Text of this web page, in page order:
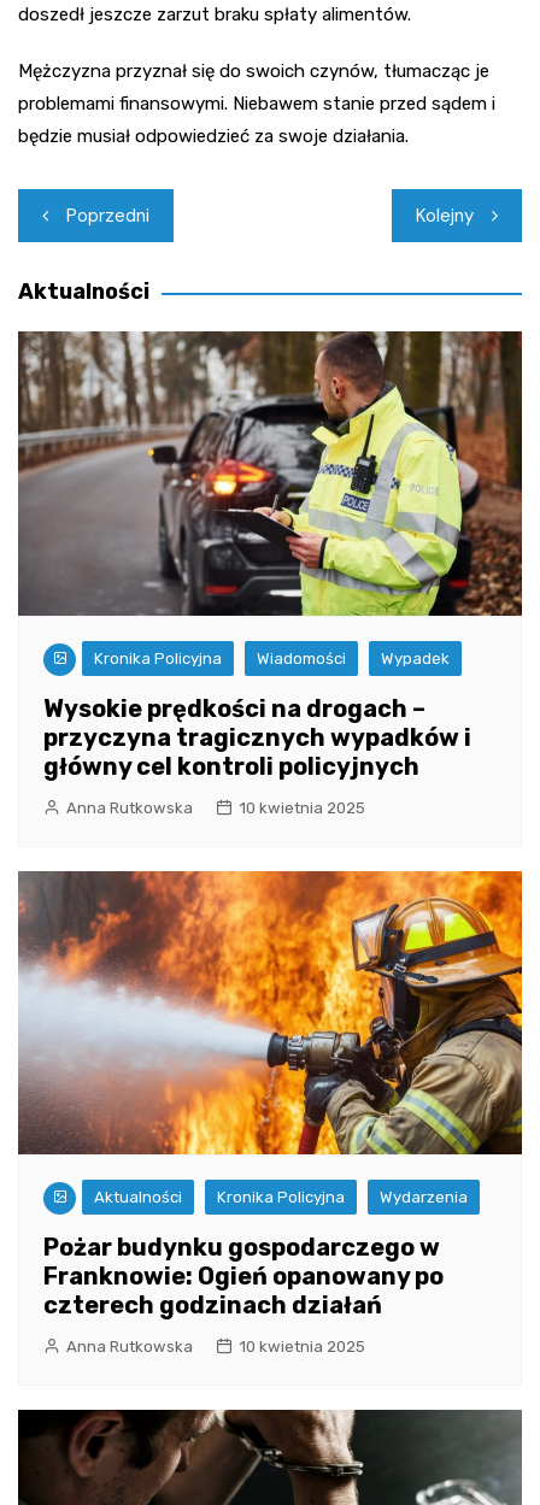
doszedł jeszcze zarzut braku spłaty alimentów.
Mężczyzna przyznał się do swoich czynów, tłumacząc je
problemami finansowymi. Niebawem stanie przed sądem i
będzie musiał odpowiedzieć za swoje działania.
Nawigacja
wpisu
Poprzedni Kolejny
Aktualności
Kronika Policyjna Wiadomości Wypadek
Wysokie prędkości na drogach –
przyczyna tragicznych wypadków i
główny cel kontroli policyjnych
Anna Rutkowska 10 kwietnia 2025
Aktualności Kronika Policyjna Wydarzenia
Pożar budynku gospodarczego w
Franknowie: Ogień opanowany po
czterech godzinach działań
Anna Rutkowska 10 kwietnia 2025